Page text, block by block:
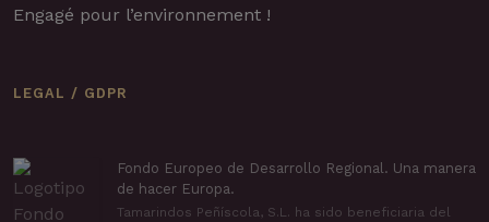
Engagé pour l’environnement !
LEGAL / GDPR
Fondo Europeo de Desarrollo Regional. Una manera
de hacer Europa.
Tamarindos Peñíscola, S.L. ha sido beneficiaria del